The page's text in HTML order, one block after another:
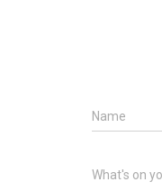
Name
What's on